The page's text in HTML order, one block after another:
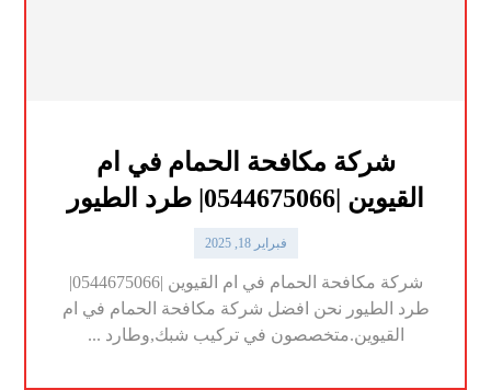
شركة مكافحة الحمام في ام
القيوين |0544675066| طرد الطيور
فبراير 18, 2025
شركة مكافحة الحمام في ام القيوين |0544675066|
طرد الطيور نحن افضل شركة مكافحة الحمام في ام
القيوين.متخصصون في تركيب شبك,وطارد ...